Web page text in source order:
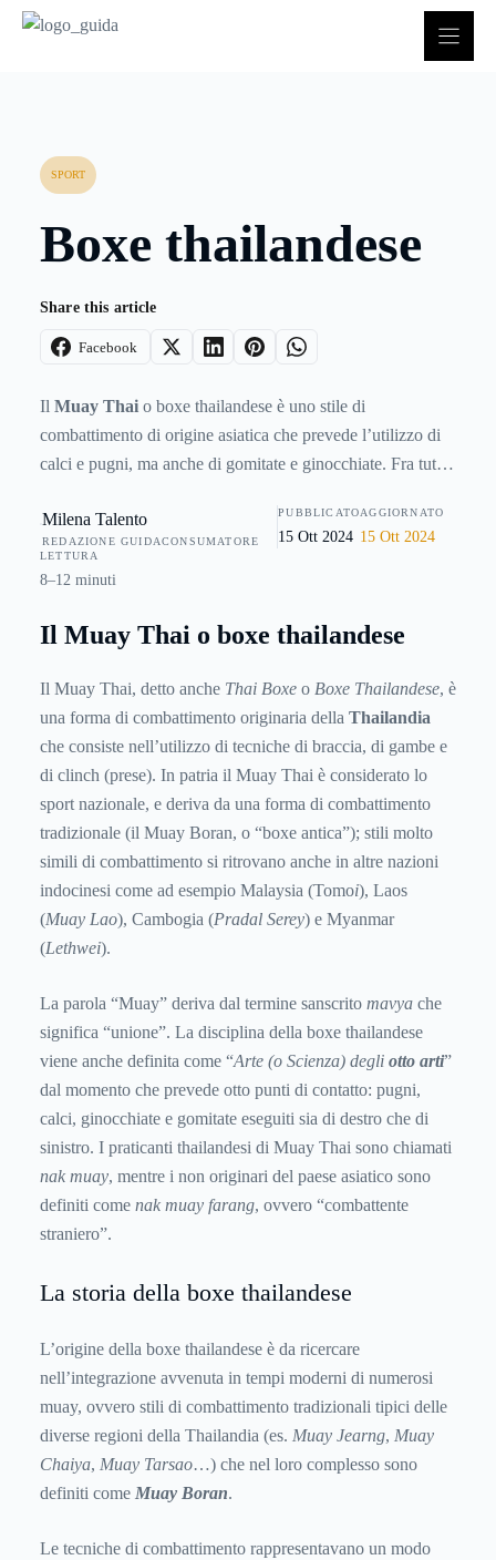
SPORT
Boxe thailandese
Share this article
Facebook
Il Muay Thai o boxe thailandese è uno stile di
combattimento di origine asiatica che prevede l’utilizzo di
calci e pugni, ma anche di gomitate e ginocchiate. Fra tutte
della più dura e potenzialmente rischiosa per l’incolumità
dei praticanti, ma questo non le ha impedito anche in Italia
di raccogliere intorno a sé molti praticanti. In questa guida
utilizzate.
Milena Talento
REDAZIONE GUIDACONSUMATORE
PUBBLICATO
15 Ott 2024
AGGIORNATO
15 Ott 2024
LETTURA
8–12 minuti
Il Muay Thai o boxe thailandese
Il Muay Thai, detto anche Thai Boxe o Boxe Thailandese, è
una forma di combattimento originaria della Thailandia
che consiste nell’utilizzo di tecniche di braccia, di gambe e
di clinch (prese). In patria il Muay Thai è considerato lo
sport nazionale, e deriva da una forma di combattimento
tradizionale (il Muay Boran, o “boxe antica”); stili molto
simili di combattimento si ritrovano anche in altre nazioni
indocinesi come ad esempio Malaysia (Tomoi), Laos
(Muay Lao), Cambogia (Pradal Serey) e Myanmar
(Lethwei).
La parola “Muay” deriva dal termine sanscrito mavya che
significa “unione”. La disciplina della boxe thailandese
viene anche definita come “Arte (o Scienza) degli otto arti”
dal momento che prevede otto punti di contatto: pugni,
calci, ginocchiate e gomitate eseguiti sia di destro che di
sinistro. I praticanti thailandesi di Muay Thai sono chiamati
nak muay, mentre i non originari del paese asiatico sono
definiti come nak muay farang, ovvero “combattente
straniero”.
La storia della boxe thailandese
L’origine della boxe thailandese è da ricercare
nell’integrazione avvenuta in tempi moderni di numerosi
muay, ovvero stili di combattimento tradizionali tipici delle
diverse regioni della Thailandia (es. Muay Jearng, Muay
Chaiya, Muay Tarsao…) che nel loro complesso sono
definiti come Muay Boran.
Le tecniche di combattimento rappresentavano un modo